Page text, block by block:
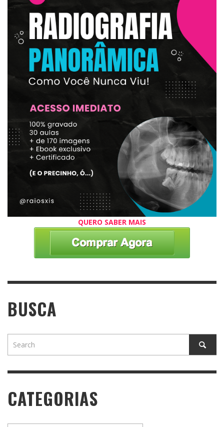
QUERO SABER MAIS
BUSCA
CATEGORIAS